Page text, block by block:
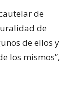
de
de
de ellos y
los mismos”,